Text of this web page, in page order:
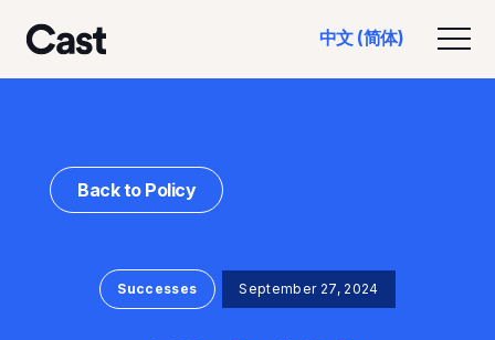
主
页
中文 (简体)
切
Back to Policy
Successes September 27, 2024